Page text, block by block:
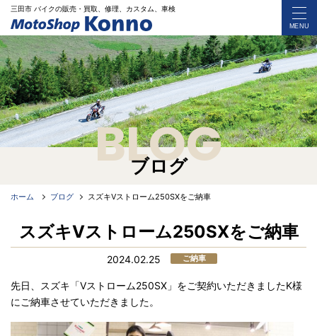
三田市 バイクの販売・買取、修理、カスタム、車検
MENU
ブログ
BLOG
ホーム ブログ スズキVストローム250SXをご納車
スズキVストローム250SXをご納車
2024.02.25 ご納車
先日、スズキ「Vストローム250SX」をご契約いただきましたK様
にご納車させていただきました。